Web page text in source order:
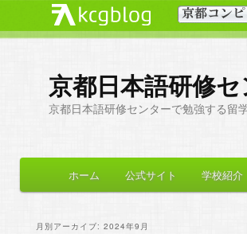
京都日本語研修
京都日本語研修センターで勉強する留
イ
メ
サ
ホーム 公式サイト 学校紹介
月別アーカイブ: 2024年9月